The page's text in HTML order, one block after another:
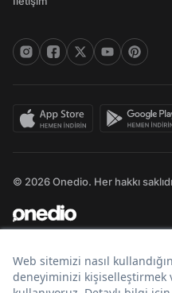
© 2026 Onedio. Her hakkı
Bir